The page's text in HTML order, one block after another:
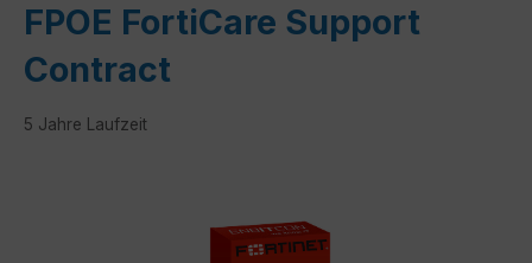
FPOE FortiCare Support
Contract
5 Jahre Laufzeit